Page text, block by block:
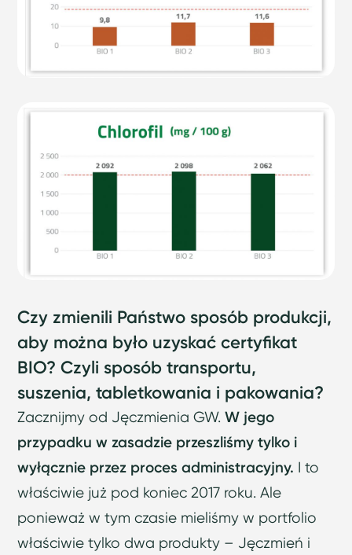
Czy zmienili Państwo sposób produkcji,
aby można było uzyskać certyfikat
BIO? Czyli sposób transportu,
suszenia, tabletkowania i pakowania?
Zacznijmy od Jęczmienia GW. W jego
przypadku w zasadzie przeszliśmy tylko i
wyłącznie przez proces administracyjny. I to
właściwie już pod koniec 2017 roku. Ale
ponieważ w tym czasie mieliśmy w portfolio
właściwie tylko dwa produkty – Jęczmień i